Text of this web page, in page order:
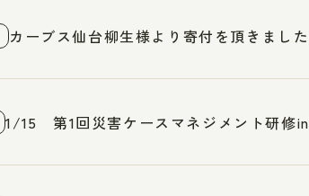
カーブス仙台柳生様より寄付を頂きました
1/15 第1回災害ケースマネジメント研修